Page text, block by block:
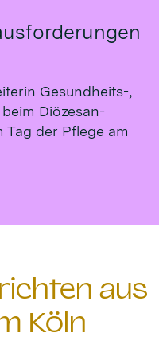
Gesundheits-,
Diözesan-
Tag der Pflege am
aus
Köln